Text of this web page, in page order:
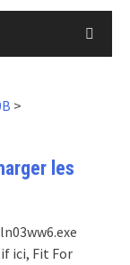
>
les
ici, Fit For